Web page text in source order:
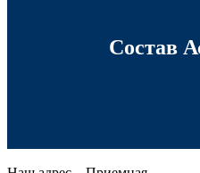
Состав